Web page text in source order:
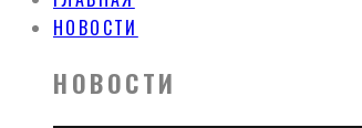
НОВОСТИ
НОВОСТИ